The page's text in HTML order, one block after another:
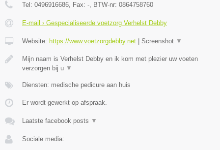
Tel: 0496916686 , Fax: - , BTW-nr: 0864758760
E-mail › Gespecialiseerde voetzorg Verhelst Debby
Website: https://www.voetzorgdebby.net Screenshot ▼
Mijn naam is Verhelst Debby en ik kom met plezier uw voeten
verzorgen bij u ▼
Diensten: medische pedicure aan huis
Er wordt gewerkt op afspraak.
Laatste facebook posts ▼
Sociale media: